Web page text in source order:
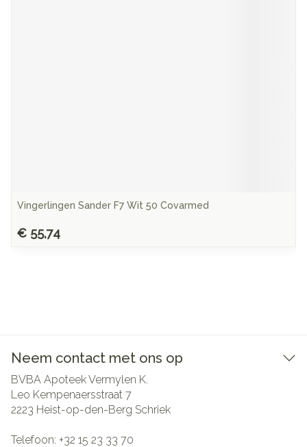
Vingerlingen Sander F7 Wit 50 Covarmed
€ 55,74
Neem contact met ons op
BVBA Apoteek Vermylen K.
Leo Kempenaersstraat 7
2223 Heist-op-den-Berg Schriek
Telefoon: +32 15 23 33 70